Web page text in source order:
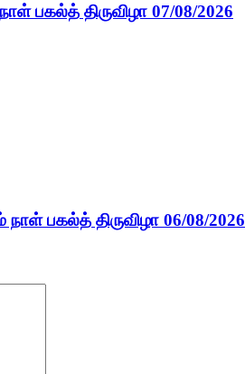
பகல்த் திருவிழா 07/08/2026
பகல்த் திருவிழா 06/08/2026